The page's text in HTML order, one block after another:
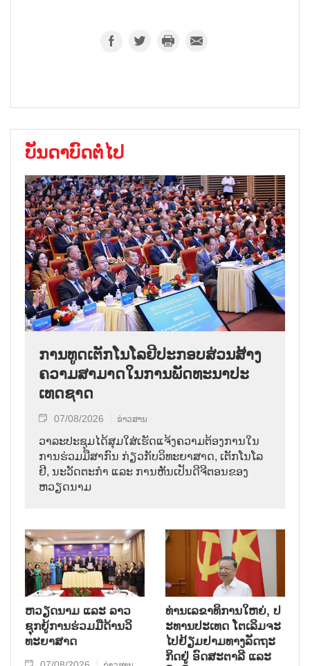
ບັນດາບົດຕໍ່ໄປ
ການ​ທູດ​ເຕັກ​ໂນ​ໂລ​ຢີ​ປະ​ກອບ​ສ່ວນ​ສ້າງ​
ຄວາມ​ສາ​ມາດ​ໃນ​ການ​ພັດ​ທະ​ນາ​ປະ​
ເທດ​ຊາດ
07/08/2026 ຂ່າວສານ
ວາ​ລະ​ປະ​ຊຸມ​ໄດ້​ສຸມ​ໃສ່​ເຮັດ​ແຈ້ງ​ຄວາມ​ຕ້ອງ​ການ​ໃນ​
ການ​ຮ່ວມ​ມື​ສາ​ກົນ ກ່ຽວ​ກັບ​ວິ​ທະ​ຍາ​ສາດ, ເຕັກ​ໂນ​ໂລ​
ຢີ, ນະ​ວັດ​ຕະ​ກຳ ແລະ ການ​ຫັນ​ເປັນ​ດີ​ຈີ​ຕອນ​ຂອງ
ຫວຽດ​ນາມ
ຫວຽດ​ນາມ ແລະ ລາວ​
ຊຸກ​ຍູ້​ການ​ຮ່ວມ​ມື​ດ້ານວ​ິ​
ທະ​ຍາ​ສາດ
ທ່ານ​ເລ​ຂາ​ທິ​ການ​ໃຫຍ່, ປ​
ະ​ທານ​ປະ​ເທດ ໂຕ​ເລິມ​ຈະ​
ໄປ​ຢ້ຽມ​ຢາມ​ທາງ​ລັດ​ຖະ​
ກິດ​ຢູ່ ອົດ​ສະ​ຕາ​ລີ ແລະ